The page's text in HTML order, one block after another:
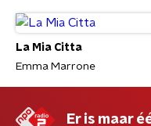
La Mia Citta
Emma Marrone
Er is maar